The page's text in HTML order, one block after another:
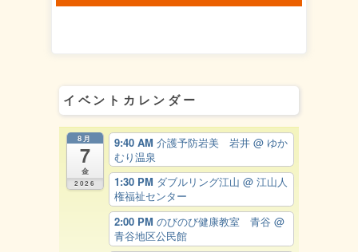
イベントカレンダー
8月
7
金
2026
9:40 AM 介護予防岩美 岩井 @ ゆか
むり温泉
1:30 PM ダブルリング江山 @ 江山人
権福祉センター
2:00 PM のびのび健康教室 青谷 @
青谷地区公民館